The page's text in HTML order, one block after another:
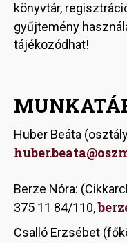
könyvtár,
gyűjtemény
tájékozódhat!
Huber Beáta
huber
Berze Nóra:
375 11 84/110,
Csalló Erzsébet